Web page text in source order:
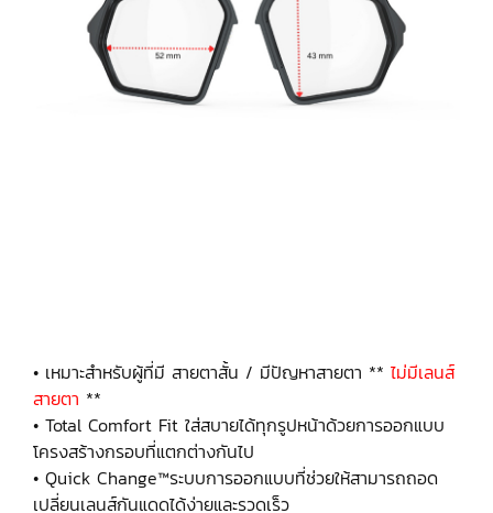
• เหมาะสำหรับผู้ที่มี สายตาสั้น / มีปัญหาสายตา ** ไม่มีเลนส์
สายตา **
• Total Comfort Fit ใส่สบายได้ทุกรูปหน้าด้วยการออกแบบ
โครงสร้างกรอบที่แตกต่างกันไป
• Quick Change™ระบบการออกแบบที่ช่วยให้สามารถถอด
เปลี่ยนเลนส์กันแดดได้ง่ายและรวดเร็ว